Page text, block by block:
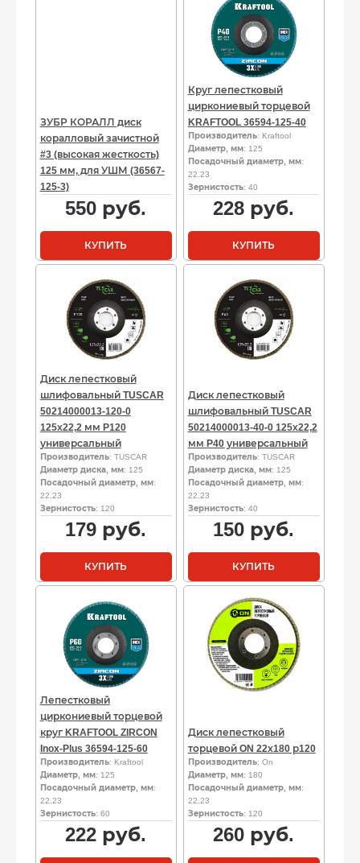
ЗУБР КОРАЛЛ диск
коралловый зачистной
#3 (высокая жесткость)
125 мм, для УШМ (36567-
125-3)
550 руб.
КУПИТЬ
Круг лепестковый
циркониевый торцевой
KRAFTOOL 36594-125-40
Производитель: Kraftool
Диаметр, мм: 125
Посадочный диаметр, мм:
22.23
Зернистость: 40
228 руб.
КУПИТЬ
Диск лепестковый
шлифовальный TUSCAR
50214000013-120-0
125х22,2 мм P120
универсальный
Производитель: TUSCAR
Диаметр диска, мм: 125
Посадочный диаметр, мм:
22.23
Зернистость: 120
179 руб.
КУПИТЬ
Диск лепестковый
шлифовальный TUSCAR
50214000013-40-0 125х22,2
мм P40 универсальный
Производитель: TUSCAR
Диаметр диска, мм: 125
Посадочный диаметр, мм:
22.23
Зернистость: 40
150 руб.
КУПИТЬ
Лепестковый
циркониевый торцевой
круг KRAFTOOL ZIRCON
Inox-Plus 36594-125-60
Производитель: Kraftool
Диаметр, мм: 125
Посадочный диаметр, мм:
22.23
Зернистость: 60
222 руб.
Диск лепестковый
торцевой ON 22х180 р120
Производитель: On
Диаметр, мм: 180
Посадочный диаметр, мм:
22.23
Зернистость: 120
260 руб.